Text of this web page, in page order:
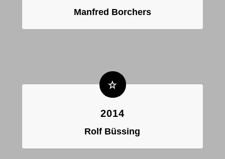
Manfred Borchers
2014
Rolf Büssing